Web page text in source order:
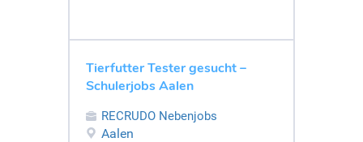
Tierfutter Tester gesucht –
Schulerjobs Aalen
RECRUDO Nebenjobs
Aalen